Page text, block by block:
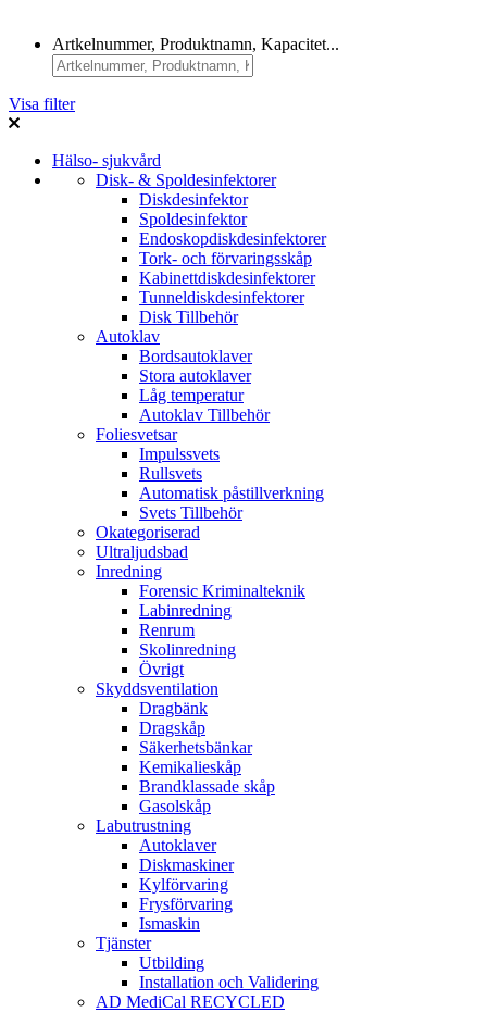
Artkelnummer, Produktnamn, Kapacitet...
Visa filter
Hälso- sjukvård
Disk- & Spoldesinfektorer
Diskdesinfektor
Spoldesinfektor
Endoskopdiskdesinfektorer
Tork- och förvaringsskåp
Kabinettdiskdesinfektorer
Tunneldiskdesinfektorer
Disk Tillbehör
Autoklav
Bordsautoklaver
Stora autoklaver
Låg temperatur
Autoklav Tillbehör
Foliesvetsar
Impulssvets
Rullsvets
Automatisk påstillverkning
Svets Tillbehör
Okategoriserad
Ultraljudsbad
Inredning
Forensic Kriminalteknik
Labinredning
Renrum
Skolinredning
Övrigt
Skyddsventilation
Dragbänk
Dragskåp
Säkerhetsbänkar
Kemikalieskåp
Brandklassade skåp
Gasolskåp
Labutrustning
Autoklaver
Diskmaskiner
Kylförvaring
Frysförvaring
Ismaskin
Tjänster
Utbilding
Installation och Validering
AD MediCal RECYCLED